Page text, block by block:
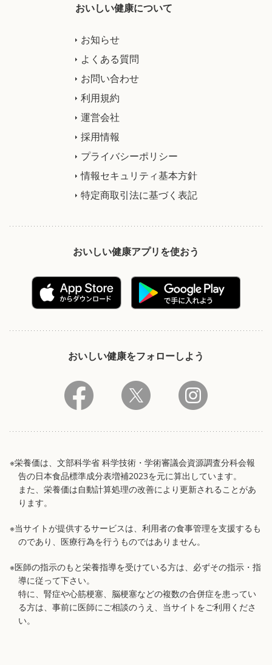
おいしい健康について
お知らせ
よくある質問
お問い合わせ
利用規約
運営会社
採用情報
プライバシーポリシー
情報セキュリティ基本方針
特定商取引法に基づく表記
おいしい健康アプリを使おう
おいしい健康をフォローしよう
※栄養価は、文部科学省 科学技術・学術審議会資源調査分科会報
告の日本食品標準成分表増補2023を元に算出しています。
また、栄養価は自動計算処理の改善により更新されることがあ
ります。
※当サイトが提供するサービスは、利用者の食事管理を支援するも
のであり、医療行為を行うものではありません。
※医師の指示のもと栄養指導を受けている方は、必ずその指示・指
導に従って下さい。
特に、腎症や心筋梗塞、脳梗塞などの複数の合併症を患ってい
る方は、事前に医師にご相談のうえ、当サイトをご利用くださ
い。